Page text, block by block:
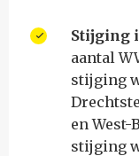
Stijging
aantal
stijging
en West-
stijging